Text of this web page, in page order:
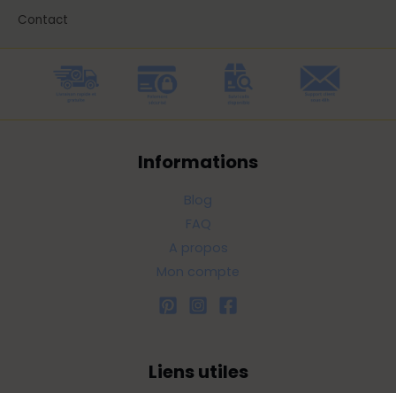
Contact
Informations
Blog
FAQ
A propos
Mon compte
Liens utiles